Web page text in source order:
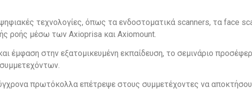
τεχνολογίες, όπως τα ενδοστοματικά scanners, τα face
ροής μέσω των Axioprisa και Axiomount.
έμφαση στην εξατομικευμένη εκπαίδευση, το σεμινάριο
πρωτόκολλα επέτρεψε στους συμμετέχοντες να